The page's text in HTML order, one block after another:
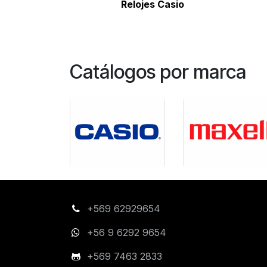
Relojes Casio
Catálogos por marca
+569 62929654
+56 9 6292 9654
+569 7463 2833